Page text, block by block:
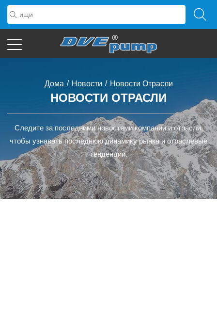
Дома / Новости / Новости Отрасли
НОВОСТИ ОТРАСЛИ
Следите за последними новостями компании и отрасли,
чтобы узнавать последнюю динамику рынка и отраслевые
тенденции.